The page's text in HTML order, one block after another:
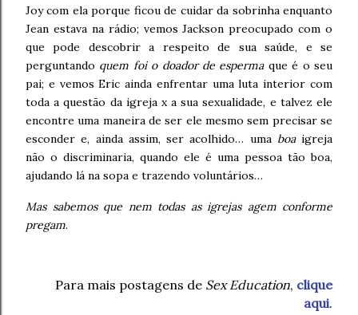
Joy com ela porque ficou de cuidar da sobrinha enquanto
Jean estava na rádio; vemos Jackson preocupado com o
que pode descobrir a respeito de sua saúde, e se
perguntando quem foi o doador de esperma que é o seu
pai; e vemos Eric ainda enfrentar uma luta interior com
toda a questão da igreja x a sua sexualidade, e talvez ele
encontre uma maneira de ser ele mesmo sem precisar se
esconder e, ainda assim, ser acolhido… uma boaigreja
não o discriminaria, quando ele é uma pessoa tão boa,
ajudando lá na sopa e trazendo voluntários…
Mas sabemos que nem todas as igrejas agem conforme
pregam.
Para mais postagens de Sex Education, clique
aqui.